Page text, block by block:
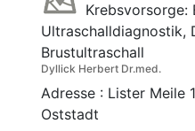
Krebsvorsorge:
Ultraschalldiagnostik,
Brustultraschall
Dyllick Herbert Dr.med.
Adresse : Lister Meile
Oststadt